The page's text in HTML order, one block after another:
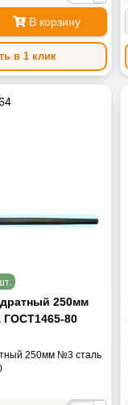
В корзину
в 1 клик
250мм
80
250мм №3 сталь